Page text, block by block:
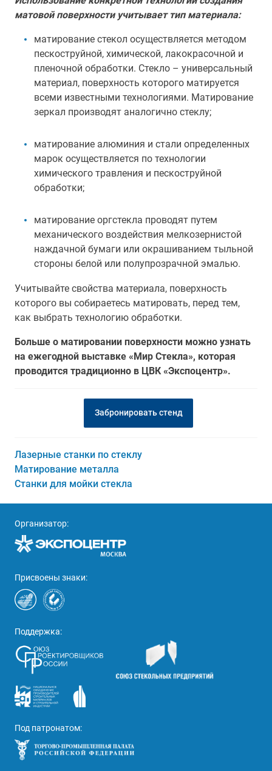
матовой поверхности учитывает тип материала:
матирование стекол осуществляется методом
пескоструйной, химической, лакокрасочной и
пленочной обработки. Стекло – универсальный
материал, поверхность которого матируется
всеми известными технологиями. Матирование
зеркал производят аналогично стеклу;
матирование алюминия и стали определенных
марок осуществляется по технологии
химического травления и пескоструйной
обработки;
матирование оргстекла проводят путем
механического воздействия мелкозернистой
наждачной бумаги или окрашиванием тыльной
стороны белой или полупрозрачной эмалью.
Учитывайте свойства материала, поверхность
которого вы собираетесь матировать, перед тем,
как выбрать технологию обработки.
Больше о матировании поверхности можно узнать
на ежегодной выставке «Мир Стекла», которая
проводится традиционно в ЦВК «Экспоцентр».
Забронировать стенд
Лазерные станки по стеклу
Матирование металла
Станки для мойки стекла
Организатор:
Присвоены знаки:
Поддержка:
Под патронатом: